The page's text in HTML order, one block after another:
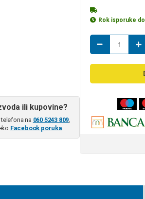
ili kupovine?
na 060 5243 809,
Facebook poruka.
Rok isporuke
cetka
poliresin
66120104
količina